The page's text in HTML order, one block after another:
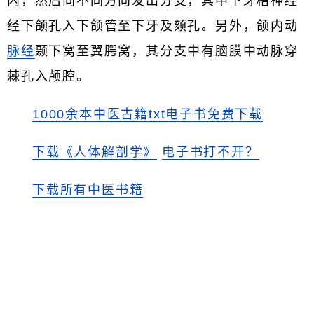
经下颌孔入下颌管至下牙及颏孔。另外，颌内动
脉经颞下窝至翼腭窝，其分支中有脑膜中动脉穿
棘孔入颅腔。
1000余本中医古籍txt电子书免费下载
下载《人体解剖学》 电子书打不开？
下载所有中医书籍